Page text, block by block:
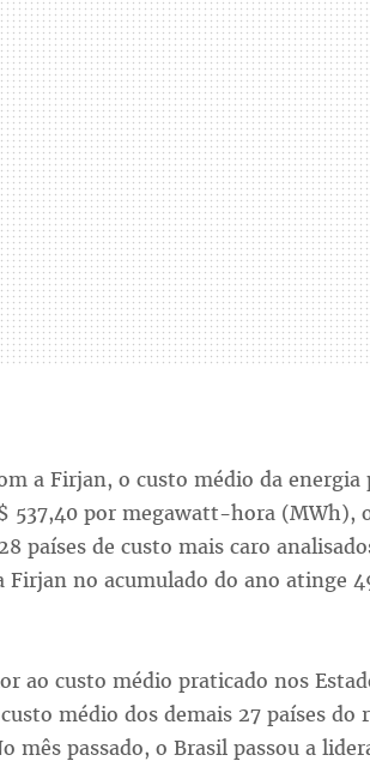
a Firjan, o custo médio da
537,40 por megawatt-hora (MWh),
países de custo mais caro
Firjan no acumulado do ano atinge
ao custo médio praticado nos
médio dos demais 27 países do
mês passado, o Brasil passou a